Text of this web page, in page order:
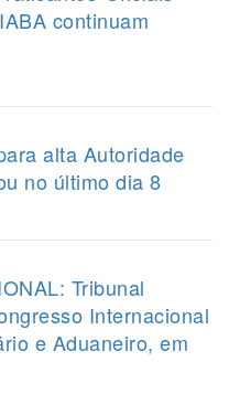
continuam
alta Autoridade
no último dia 8
Tribunal
Internacional
e Aduaneiro, em